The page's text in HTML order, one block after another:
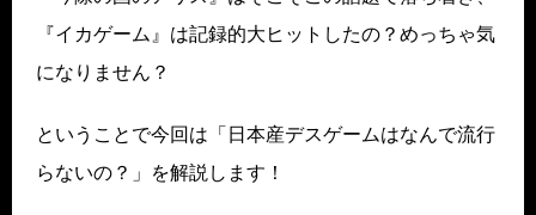
『イカゲーム』は記録的大ヒットしたの？めっちゃ気
になりません？
ということで今回は「日本産デスゲームはなんで流行
らないの？」を解説します！